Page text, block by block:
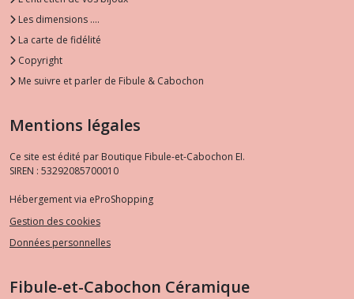
Les dimensions ....
La carte de fidélité
Copyright
Me suivre et parler de Fibule & Cabochon
Mentions légales
Ce site est édité par Boutique Fibule-et-Cabochon EI.
SIREN : 53292085700010
Hébergement via eProShopping
Gestion des cookies
Données personnelles
Fibule-et-Cabochon Céramique